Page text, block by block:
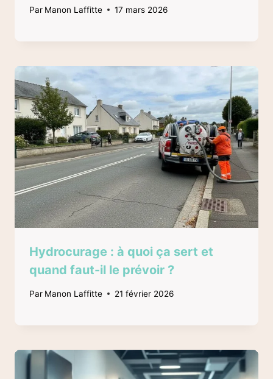
Par Manon Laffitte 17 mars 2026
Hydrocurage : à quoi ça sert et
quand faut-il le prévoir ?
Par Manon Laffitte 21 février 2026